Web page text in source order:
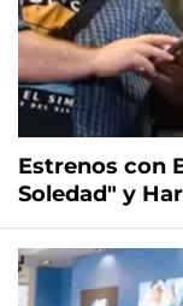
Estrenos con
Soledad" y